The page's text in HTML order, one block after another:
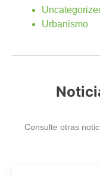
Urbanismo
Consulte otras